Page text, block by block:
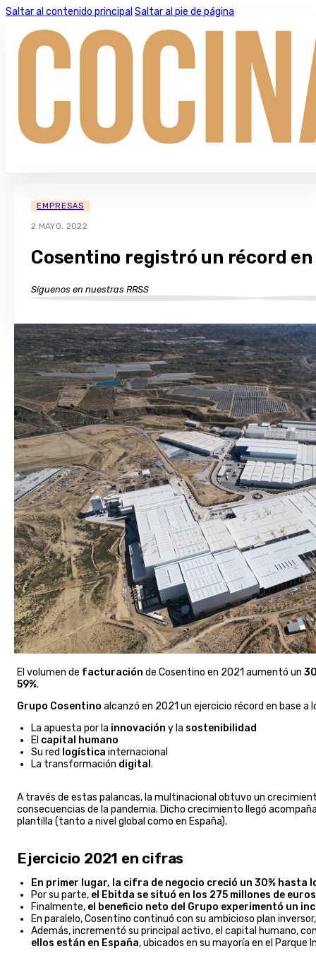
Saltar al contenido principal Saltar al pie de página
EMPRESAS
2 MAYO, 2022
Cosentino registró un récord
Síguenos en nuestras RRSS
El volumen de facturación de Cosentino en 2021 aumentó un
59%.
Grupo Cosentino alcanzó en 2021 un ejercicio récord en base a
La apuesta por la innovación y la sostenibilidad
El capital humano
Su red logística internacional
La transformación digital .
A través de estas palancas, la multinacional obtuvo un
consecuencias de la pandemia. Dicho crecimiento llegó
plantilla (tanto a nivel global como en España).
Ejercicio 2021 en cifras
En primer lugar, la cifra de negocio creció un 30% hasta
Por su parte, el Ebitda se situó en los 275 millones de
Finalmente, el beneficio neto del Grupo experimentó un
En paralelo, Cosentino continuó con su ambicioso plan
Además, incrementó su principal activo, el capital humano,
ellos están en España, ubicados en su mayoría en el Parque